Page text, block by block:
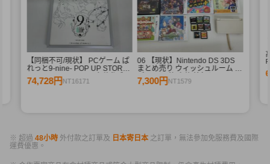
【同梱不可/現状】 PCゲーム ぱ
れっと9-nine- POP UP STORE
branches of memory 九條都 和
泉つばす 直筆サイン入り プリモ
74,728円NT16171
06 【現状】Nintendo DS 3DS
まとめ売り ウィッシュルーム リ
ズム天国 他 本体 箱無しソフト
7,300円NT1579
※ 超過 48小時 外付款之訂單及 日本寄日本 之訂單，無法參加免服務費及國際
運費優惠。